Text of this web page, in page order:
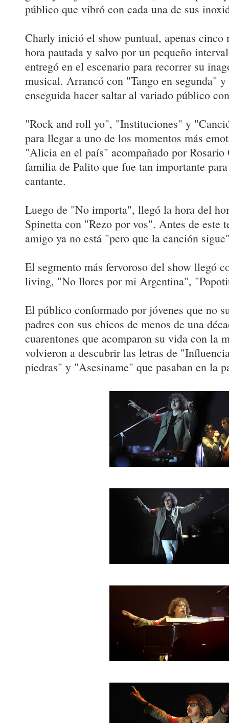
público que vibró con cada una de sus
Charly inició el show puntual, apenas cinco
hora pautada y salvo por un pequeño
entregó en el escenario para recorrer su
musical. Arrancó con "Tango en segunda"
enseguida hacer saltar al variado público
"Rock and roll yo", "Instituciones" y
para llegar a uno de los momentos más
"Alicia en el país" acompañado por Rosario
familia de Palito que fue tan importante
cantante.
Luego de "No importa", llegó la hora del
Spinetta con "Rezo por vos". Antes de este
amigo ya no está "pero que la canción
El segmento más fervoroso del show llegó
living, "No llores por mi Argentina",
El público conformado por jóvenes que no
padres con sus chicos de menos de una
cuarentones que acomparon su vida con la
volvieron a descubrir las letras de
piedras" y "Asesiname" que pasaban en la